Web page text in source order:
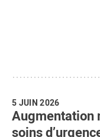
5 JUIN 2026
Augmentation
soins